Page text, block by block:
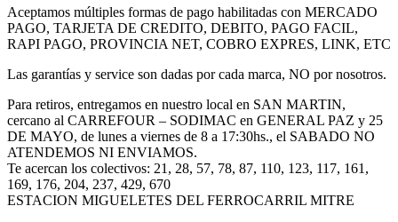
Aceptamos múltiples formas de pago habilitadas con MERCADO
PAGO, TARJETA DE CREDITO, DEBITO, PAGO FACIL,
RAPI PAGO, PROVINCIA NET, COBRO EXPRES, LINK, ETC
Las garantías y service son dadas por cada marca, NO por nosotros.
Para retiros, entregamos en nuestro local en SAN MARTIN,
cercano al CARREFOUR – SODIMAC en GENERAL PAZ y 25
DE MAYO, de lunes a viernes de 8 a 17:30hs., el SABADO NO
ATENDEMOS NI ENVIAMOS.
Te acercan los colectivos: 21, 28, 57, 78, 87, 110, 123, 117, 161,
169, 176, 204, 237, 429, 670
ESTACION MIGUELETES DEL FERROCARRIL MITRE